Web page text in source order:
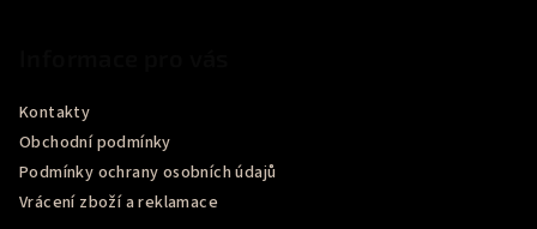
Kontakty
Obchodní podmínky
Podmínky ochrany osobních údajů
Vrácení zboží a reklamace